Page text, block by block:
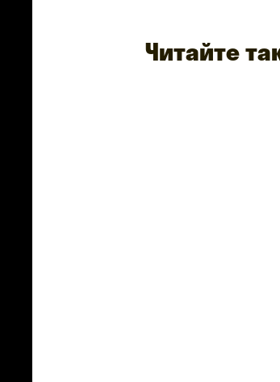
Читайте